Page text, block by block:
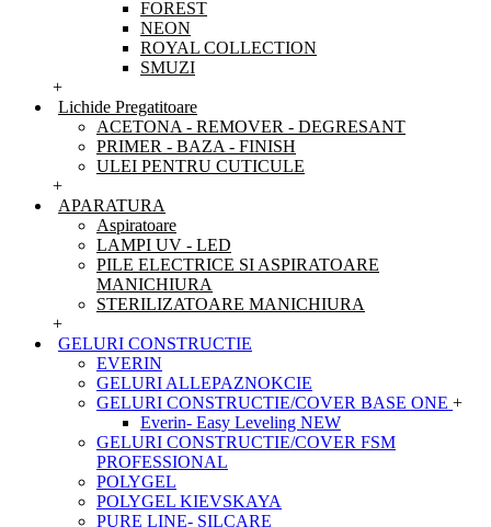
FOREST
NEON
ROYAL COLLECTION
SMUZI
+
Lichide Pregatitoare
ACETONA - REMOVER - DEGRESANT
PRIMER - BAZA - FINISH
ULEI PENTRU CUTICULE
+
APARATURA
Aspiratoare
LAMPI UV - LED
PILE ELECTRICE SI ASPIRATOARE
MANICHIURA
STERILIZATOARE MANICHIURA
+
GELURI CONSTRUCTIE
EVERIN
GELURI ALLEPAZNOKCIE
GELURI CONSTRUCTIE/COVER BASE ONE +
Everin- Easy Leveling NEW
GELURI CONSTRUCTIE/COVER FSM
PROFESSIONAL
POLYGEL
POLYGEL KIEVSKAYA
PURE LINE- SILCARE